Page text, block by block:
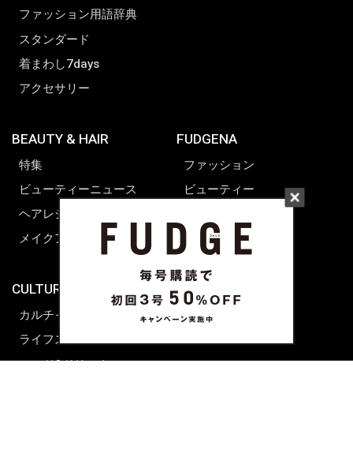
ファッション用語辞典
スタンダード
着まわし7days
アクセサリー
BEAUTY & HAIR
特集
ビューティーニュース
ヘアレシピ ストーリーズ
メイクアップティップス
CULTURE & LIFE
カルチャー
ライフスタイル
フード&ドリンク
FUDGENA
ファッション
ビューティー
ライフスタイル